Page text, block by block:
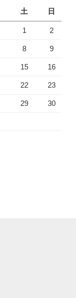
土 日
1 2
8 9
15 16
22 23
29 30